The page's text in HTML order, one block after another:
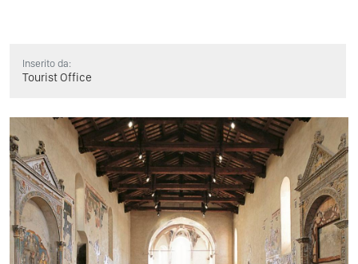
Inserito da:
Tourist Office